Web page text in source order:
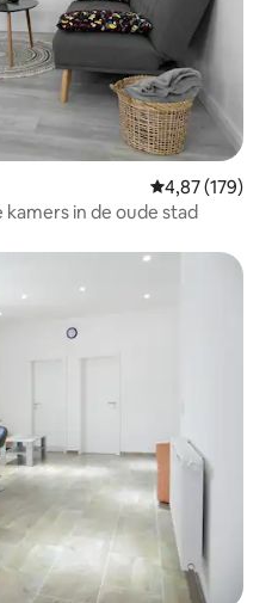
Gemiddelde
4,87 (179)
in de oude stad